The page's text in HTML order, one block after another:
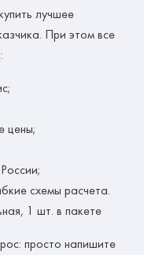
лучшее
При этомвсе
цены;
схемы расчета.
1 шт. в пакете
просто напишите